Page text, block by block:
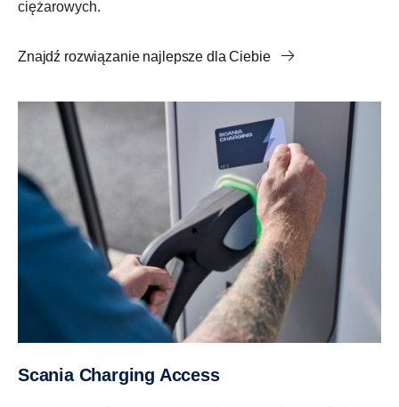
ciężarowych.
Znajdź rozwiązanie najlepsze dla Ciebie
Scania Charging Access